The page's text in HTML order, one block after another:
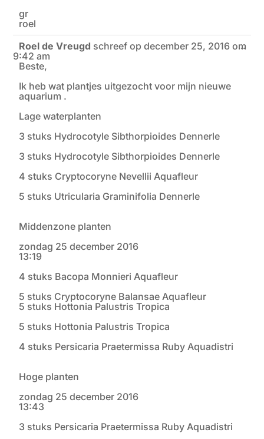
gr
roel
Roel de Vreugd schreef op december 25, 2016 om
9:42 am
Beste,
Ik heb wat plantjes uitgezocht voor mijn nieuwe
aquarium .
Lage waterplanten
3 stuks Hydrocotyle Sibthorpioides Dennerle
3 stuks Hydrocotyle Sibthorpioides Dennerle
4 stuks Cryptocoryne Nevellii Aquafleur
5 stuks Utricularia Graminifolia Dennerle
Middenzone planten
zondag 25 december 2016
13:19
4 stuks Bacopa Monnieri Aquafleur
5 stuks Cryptocoryne Balansae Aquafleur
5 stuks Hottonia Palustris Tropica
5 stuks Hottonia Palustris Tropica
4 stuks Persicaria Praetermissa Ruby Aquadistri
Hoge planten
zondag 25 december 2016
13:43
3 stuks Persicaria Praetermissa Ruby Aquadistri
...